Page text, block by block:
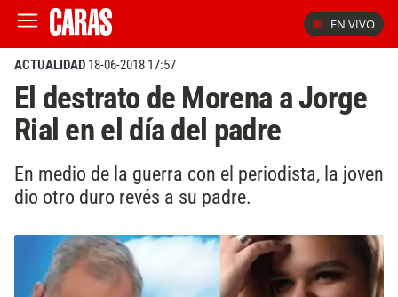
EN VIVO
ACTUALIDAD 18-06-2018 17:57
El destrato de Morena a Jorge
Rial en el día del padre
En medio de la guerra con el periodista, la joven
dio otro duro revés a su padre.